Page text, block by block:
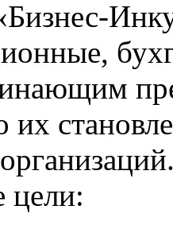
их
цели: